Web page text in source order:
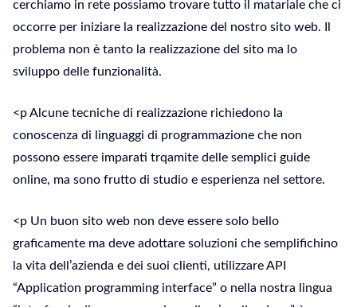
cerchiamo in rete possiamo trovare tutto il matariale che ci
occorre per iniziare la realizzazione del nostro sito web. Il
problema non è tanto la realizzazione del sito ma lo
sviluppo delle funzionalità.
<p Alcune tecniche di realizzazione richiedono la
conoscenza di linguaggi di programmazione che non
possono essere imparati trqamite delle semplici guide
online, ma sono frutto di studio e esperienza nel settore.
<p Un buon sito web non deve essere solo bello
graficamente ma deve adottare soluzioni che semplifichino
la vita dell’azienda e dei suoi clienti, utilizzare API
“Application programming interface” o nella nostra lingua